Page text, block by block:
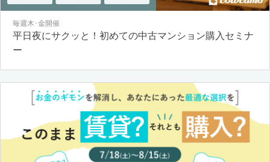
毎週木･金開催
平日夜にサクッと！初めての中古マンション購入セミナ
ー